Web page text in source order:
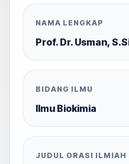
NAMA LENGKAP
Prof. Dr. Usman,
BIDANG ILMU
Ilmu Biokimia
JUDUL ORASI ILMIAH